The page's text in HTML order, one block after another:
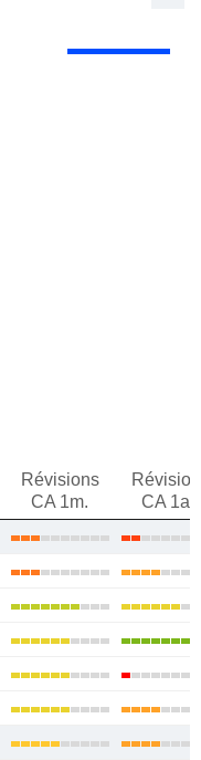
Révisions
CA 1m.
CA 1an